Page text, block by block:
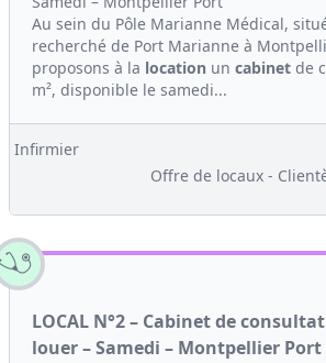
Au sein du Pôle Marianne Médical,
recherché de Port Marianne à
proposons à la location un cabinet de
m², disponible le samedi...
Infirmier
Offre de locaux -
LOCAL N°2 – Cabinet de
louer – Samedi – Montpellier